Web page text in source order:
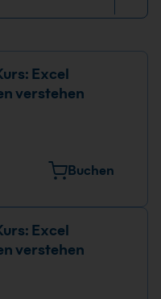
Excel
verstehen
Buchen
Excel
verstehen